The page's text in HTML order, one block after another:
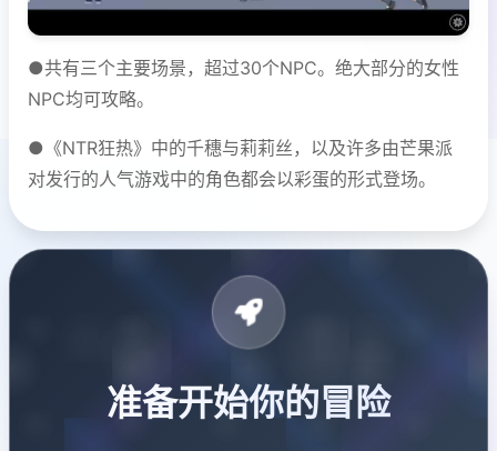
●共有三个主要场景，超过30个NPC。绝大部分的女性
NPC均可攻略。
●《NTR狂热》中的千穗与莉莉丝，以及许多由芒果派
对发行的人气游戏中的角色都会以彩蛋的形式登场。
准备开始你的冒险